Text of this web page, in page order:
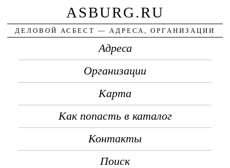
ASBURG.RU
ДЕЛОВОЙ АСБЕСТ — АДРЕСА, ОРГАНИЗАЦИИ
Адреса
Организации
Карта
Как попасть в каталог
Контакты
Поиск